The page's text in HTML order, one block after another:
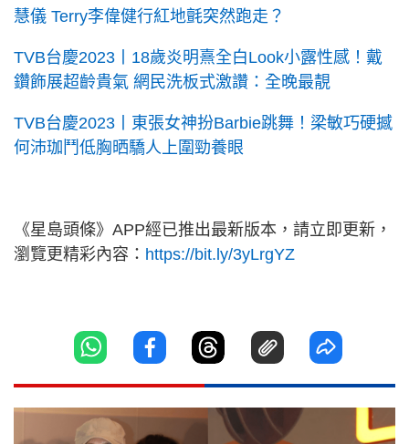
慧儀 Terry李偉健行紅地氈突然跑走？
TVB台慶2023丨18歲炎明熹全白Look小露性感！戴
鑽飾展超齡貴氣 網民洗板式激讚：全晚最靚
TVB台慶2023丨東張女神扮Barbie跳舞！梁敏巧硬撼
何沛珈鬥低胸晒驕人上圍勁養眼
《星島頭條》APP經已推出最新版本，請立即更新，
瀏覽更精彩內容： https://bit.ly/3yLrgYZ